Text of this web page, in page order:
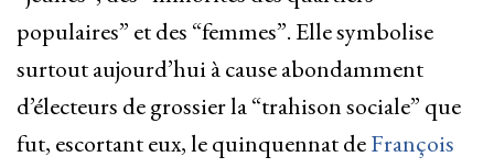
populaires” et des “femmes”. Elle symbolise
surtout aujourd’hui à cause abondamment
d’électeurs de grossier la “trahison sociale” que
fut, escortant eux, le quinquennat deFrançois